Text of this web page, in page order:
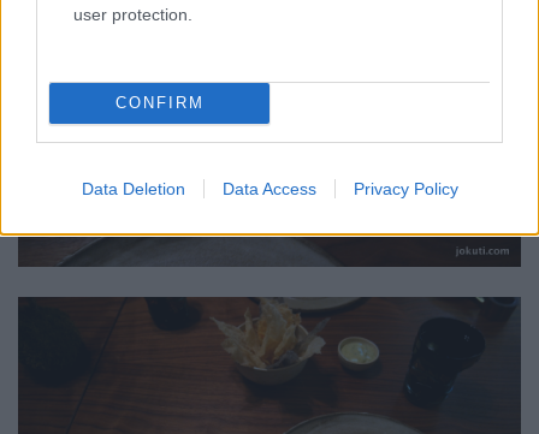
user protection.
CONFIRM
Data Deletion Data Access Privacy Policy